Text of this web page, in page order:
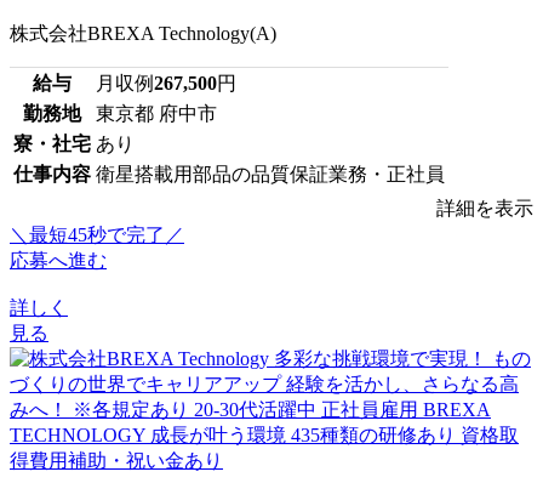
株式会社BREXA Technology(A)
給与 月収例267,500円
勤務地
東京都 府中市
寮・社宅 あり
仕事内容 衛星搭載用部品の品質保証業務・正社員
詳細を表示
＼最短45秒で完了／
応募へ進む
詳しく
見る